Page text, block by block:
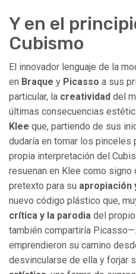
Y en el
Cubismo
El innovador lenguaje de la
en Braque y Picasso a sus
particular, la creatividad del
últimas consecuencias
Klee que, partiendo de sus
dudaría en tomar los pinceles
propia interpretación del
resuenan en Klee como
pretexto para su apropiación
nuevo código plástico que,
crítica y la parodia del
también compartiría
emprendieron su camino
desvincularse de ella y forjar